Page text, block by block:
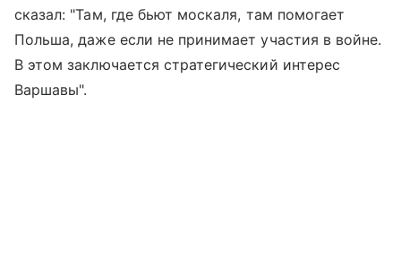
сказал: "Там, где бьют москаля, там помогает
Польша, даже если не принимает участия в войне.
В этом заключается стратегический интерес
Варшавы".